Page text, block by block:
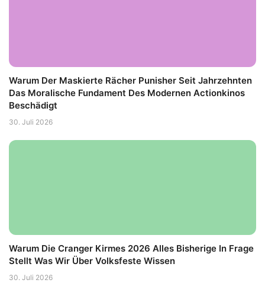
Warum Der Maskierte Rächer Punisher Seit Jahrzehnten
Das Moralische Fundament Des Modernen Actionkinos
Beschädigt
30. Juli 2026
Warum Die Cranger Kirmes 2026 Alles Bisherige In Frage
Stellt Was Wir Über Volksfeste Wissen
30. Juli 2026